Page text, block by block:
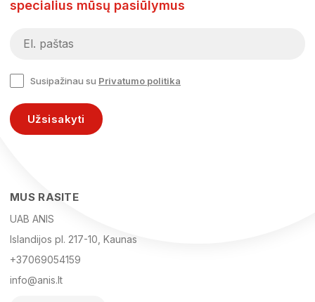
specialius mūsų pasiūlymus
Susipažinau su Privatumo politika
Užsisakyti
MUS RASITE
UAB ANIS
Islandijos pl. 217-10, Kaunas
+37069054159
info@anis.lt